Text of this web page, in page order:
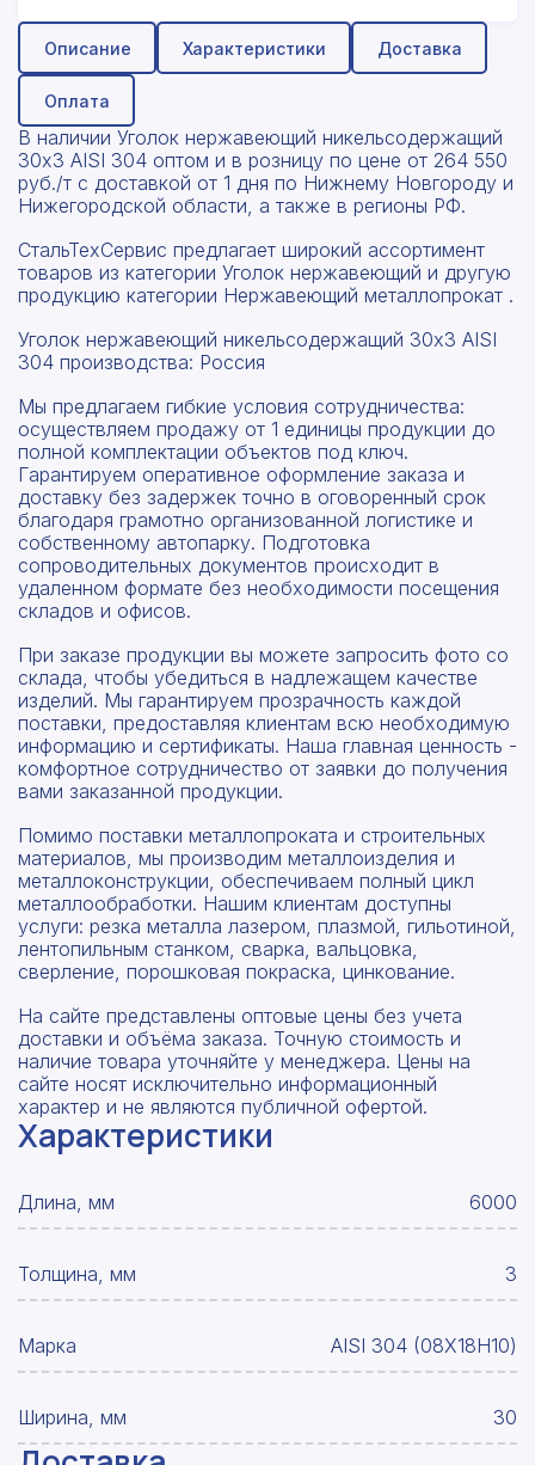
Описание Характеристики Доставка
Оплата
В наличии Уголок нержавеющий никельсодержащий
30x3 AISI 304 оптом и в розницу по цене от 264 550
руб./т с доставкой от 1 дня по Нижнему Новгороду и
Нижегородской области, а также в регионы РФ.
СтальТехСервис предлагает широкий ассортимент
товаров из категории Уголок нержавеющий и другую
продукцию категории Нержавеющий металлопрокат .
Уголок нержавеющий никельсодержащий 30x3 AISI
304 производства: Россия
Мы предлагаем гибкие условия сотрудничества:
осуществляем продажу от 1 единицы продукции до
полной комплектации объектов под ключ.
Гарантируем оперативное оформление заказа и
доставку без задержек точно в оговоренный срок
благодаря грамотно организованной логистике и
собственному автопарку. Подготовка
сопроводительных документов происходит в
удаленном формате без необходимости посещения
складов и офисов.
При заказе продукции вы можете запросить фото со
склада, чтобы убедиться в надлежащем качестве
изделий. Мы гарантируем прозрачность каждой
поставки, предоставляя клиентам всю необходимую
информацию и сертификаты. Наша главная ценность -
комфортное сотрудничество от заявки до получения
вами заказанной продукции.
Помимо поставки металлопроката и строительных
материалов, мы производим металлоизделия и
металлоконструкции, обеспечиваем полный цикл
металлообработки. Нашим клиентам доступны
услуги: резка металла лазером, плазмой, гильотиной,
лентопильным станком, сварка, вальцовка,
сверление, порошковая покраска, цинкование.
На сайте представлены оптовые цены без учета
доставки и объёма заказа. Точную стоимость и
наличие товара уточняйте у менеджера. Цены на
сайте носят исключительно информационный
характер и не являются публичной офертой.
Характеристики
Длина, мм 6000
Толщина, мм 3
Марка AISI 304 (08Х18Н10)
Ширина, мм 30